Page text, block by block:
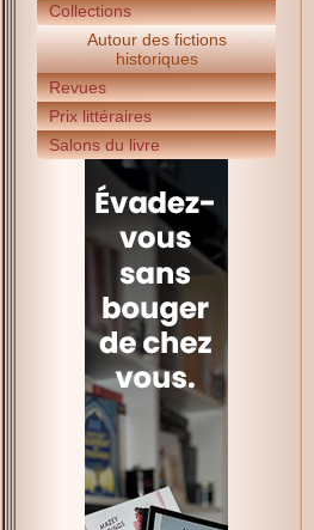
Collections
Autour des fictions
historiques
Revues
Prix littéraires
Salons du livre